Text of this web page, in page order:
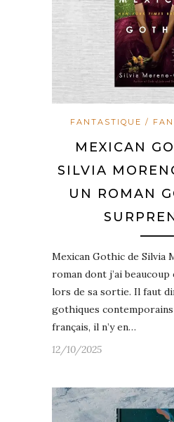
FANTASTIQUE /
MEXICAN
SILVIA
UN ROMAN
Mexican Gothic de Silvia
roman dont j’ai
lors de sa sortie. Il faut
gothiques
français, il n’y en…
12/10/2025